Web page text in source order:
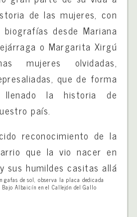
de las mujeres, con
biografías desde Mariana
o Margarita Xirgú
mujeres olvidadas,
que de forma
llenado la historia de
país.
reconocimiento de la
que la vio nacer en
sus humildes casitas allá
gafas de sol, observa la placa dedicada
Albaicín en el Callejón del Gallo